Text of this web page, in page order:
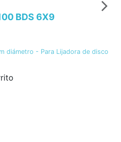
BDS 6X9
diámetro - Para Lijadora de disco